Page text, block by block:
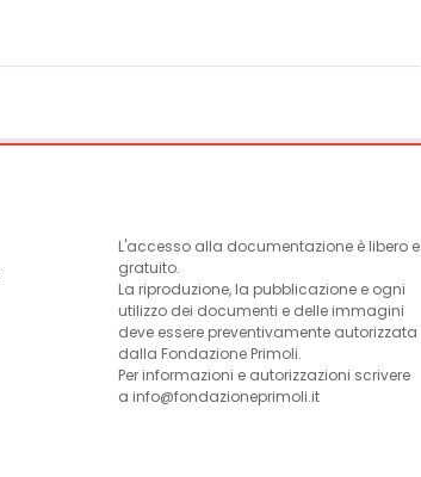
L'accesso alla documentazione è libero e
gratuito.
La riproduzione, la pubblicazione e ogni
utilizzo dei documenti e delle immagini
deve essere preventivamente autorizzata
dalla Fondazione Primoli.
Per informazioni e autorizzazioni scrivere
a info@fondazioneprimoli.it